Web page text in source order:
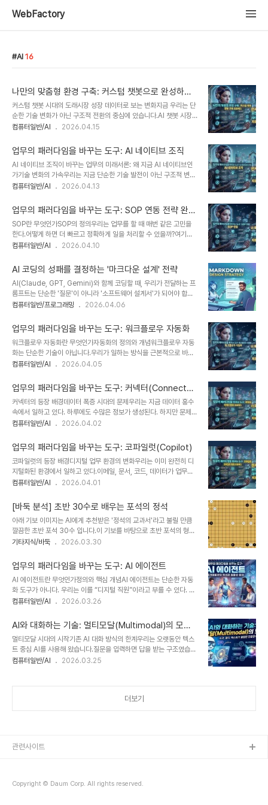
WebFactory
AI 16
나만의 맞춤형 환경 구축: 커스텀 챗봇으로 완성하는
스마트 워크플로우
커스텀 챗봇 시대의 도래시장 성장 데이터로 보는 변화지금 우리는 단
순한 기술 변화가 아닌 구조적 전환의 중심에 있습니다.AI 챗봇 시장
은 폭발적으로 성장하고 있습니다.2025년 기준 글로벌 AI 챗봇 시장
720억 달러 이상으로 성장할 전망입니다. 이 숫자는 단순한 통계가
아닙니다.이것은 업무 방식 자체가 바뀌고 있다는 신호입니다.이미 약
80% 기업이 챗봇 도입을 고려하고 있습니다. 고객 문의의 70%가
자동화되고 있습니다. 이 상황에서 우리는 질문해야 합니다.단순히 사
용할 것인가요, 아니면 주도할 것인가요?이 차이는 앞으로의 경쟁력을
용 방식이 변하면서 기회가 생깁니다...
컴퓨터일반/AI 2026.04.15
업무의 패러다임을 바꾸는 도구: AI 네이티브 조직
AI 네이티브 조직이 바꾸는 업무의 미래서론: 왜 지금 AI 네이티브인
가기술 변화의 가속우리는 지금 단순한 기술 발전이 아닌 구조적 변화
를 경험하고 있다.AI는 더 이상 일부 기업의 실험 도구가 아니다.이제
화의 분기점으로 평가된다.전문가들은 이 시기를 ‘AI 빅뱅 시대’라고
부른다. 이는 기술이 폭발적으로 확산되는 단계다.또한 클라우드 네이
티브 환경은 이미 98% 도입률을 기록했다. 이는 AI 기반 조직 전환
이 선택이 아닌 필수임을 보여준다.이제 질문은 단순하다.AI를 쓸 것
인가가 아니다.AI 없이 살아남을 수 있는가다.기업 경쟁 환경의 변화
핵심이다.빠르게 학습하는 ..
컴퓨터일반/AI 2026.04.13
업무의 패러다임을 바꾸는 도구: SOP 연동 전략 완전
가이드
SOP란 무엇인가SOP의 정의우리는 업무를 할 때 매번 같은 고민을
한다.어떻게 하면 더 빠르고 정확하게 일을 처리할 수 있을까?여기서
등장하는 개념이 바로 **SOP(Standard Operating
구나 같은 방식으로 일하게 만드는 기준이다.조직이 성장할수록 업무
는 복잡해진다.사람마다 다른 방식으로 일하면 결과도 달라진다.이때
SOP는 조직의 공통 언어 역할을 한다. 쉽게 말해 SOP는 회사의 ‘게
임 공략집’이다.누가 플레이하든 동일한 결과를 만들게 한다.SOP가
필요한 이유왜 많은 기업이 SOP에 집착할까?이 질문은 매우 중요하
용한다.또한 잘못된 문서로 인한..
컴퓨터일반/AI 2026.04.10
AI 코딩의 성패를 결정하는 '마크다운 설계' 전략
AI(Claude, GPT, Gemini)와 함께 코딩할 때, 우리가 전달하는 프
롬프트는 단순한 '질문'이 아니라 '소프트웨어 설계서'가 되어야 합니
다.AI는 텍스트의 구조를 통해 맥락을 파악하므로, 마크다운
과 환각(Hallucination) 발생률이 결정됩니다.1. 왜 마크다운 설계가
'필수'인가?LLM(대규모 언어 모델)은 토큰(Token)의 관계를 계산하
여 답변을 생성합니다. 마크다운의 구조적 기호(#, -, |, >)는 AI에게
각 텍스트 블록의 **'의미적 위계'**와 **'경계'**를 명확히 알려주
는 이정표 역할을 합니다.가독성: 사람뿐만 아니라 AI도 구조화된 정
컴퓨터일반/프로그래밍 2026.04.06
업무의 패러다임을 바꾸는 도구: 워크플로우 자동화
워크플로우 자동화란 무엇인가자동화의 정의와 개념워크플로우 자동
화는 단순한 기술이 아닙니다.우리가 일하는 방식을 근본적으로 바꾸
는 구조적 변화입니다.쉽게 말하면 반복적인 업무를 시스템이 대신 처
로 흘러갑니다.예를 들어보겠습니다.이메일을 받으면 자동으로 분류
되고 담당자에게 전달됩니다.또한 승인 요청이 자동으로 전달됩니다.
이 과정에서 사람의 개입은 최소화됩니다.이 방식은 단순한 편의성을
넘습니다.업무 흐름 자체를 재설계합니다.그래서 많은 기업이 자동화
를 도입합니다.기존 업무 방식과의 차이기존 업무는 사람이 중심이었
는 구조였습니다.하지만 자동화는 흐름 중심입니다.업무가 끊기지 않
컴퓨터일반/AI 2026.04.05
업무의 패러다임을 바꾸는 도구: 커넥터(Connecto
r)
커넥터의 등장 배경데이터 폭증 시대의 문제우리는 지금 데이터 홍수
속에서 일하고 있다. 하루에도 수많은 정보가 생성된다. 하지만 문제는
데이터를 잘 활용하지 못한다는 점이다. 데이터는 존재하지만 연결되
다. 이런 비효율은 조직 전체의 생산성을 떨어뜨린다. 데이터가 많을수
록 더 똑똑해져야 한다. 하지만 현실은 반대 방향으로 흐른다. 이 문제
를 해결하려면 단순 저장이 아닌 연결이 필요하다. 바로 그 역할을 하
는 것이 커넥터다.시스템 단절의 한계기업은 다양한 SaaS와 내부 시
스템을 사용한다. CRM, ERP, 마케팅 도구가 각각 존재한다. 문제는
입력한다. 이 과정에서 오류..
컴퓨터일반/AI 2026.04.02
업무의 패러다임을 바꾸는 도구: 코파일럿(Copilot)
코파일럿의 등장 배경디지털 업무 환경의 변화우리는 이미 완전히 디
지털화된 환경에서 일하고 있다.이메일, 문서, 코드, 데이터가 업무의
중심이 되었다.하지만 이 환경은 편리함과 동시에 피로를 만든다.반복
러한 상황에서 우리는 자연스럽게 질문하게 된다.왜 우리는 더 똑똑하
게 일하지 못할까?왜 반복 작업에 여전히 시간을 낭비할까?이 문제를
해결하기 위해 등장한 것이 코파일럿이다.코파일럿은 단순한 자동화
도구가 아니다.우리는 이를 ‘업무 방식 자체를 바꾸는 기술’로 본다.AI
기술의 폭발적 성장최근 AI 기술은 급격히 발전했다.특히 자연어 처리
다.2026년 기준, 코파일럿은 GPT 계열 모..
컴퓨터일반/AI 2026.04.01
[바둑 분석] 초반 30수로 배우는 포석의 정석
아래 기보 이미지는 AI에게 추천받은 '정석의 교과서'라고 불릴 만큼
깔끔한 초반 포석 30수 입니다.이 기보를 바탕으로 초반 포석의 형태
와 형세 분석에 대한 내용을 공부해봅니다. 바둑에 있어서 첫 포석 30
흑과 백이 서로 완벽한 균형을 이루며 전개한 '양화점 포석'의 정석을
수순별로 분석해 보겠습니다. 1. 네 귀의 분할과 포석의 시작 (1~4수)
좌표: 1(Q16), 2(D4), 3(Q4), 4(D16)분석: 흑과 백이 서로 대각선
으로 마주 보는 네 귀의 화점을 차지했습니다. 이는 세력과 실리의 균
형을 맞추려는 가장 현대적인 포석의 시작입니다.2. 걸침과 응수: 기세
기타지식/바둑 2026.03.30
업무의 패러다임을 바꾸는 도구: AI 에이전트
AI 에이전트란 무엇인가정의와 핵심 개념AI 에이전트는 단순한 자동
화 도구가 아니다. 우리는 이를 “디지털 직원”이라고 부를 수 있다. 이
시스템은 목표를 이해하고 스스로 행동을 선택한다. 단순히 명령을 수
요한 메일을 판단하고 답변까지 생성한다. 이러한 특성은 기존 소프트
웨어와 본질적으로 다르다.우리는 과거에 매크로나 스크립트를 사용
했다. 하지만 그것들은 정해진 규칙만 따른다. 반면 AI 에이전트는 상
황을 해석한다. 그리고 그에 맞는 최적의 행동을 선택한다. 마치 신입
직원이 업무를 배우는 것과 비슷하다. 처음에는 단순한 작업부터 시작
컴퓨터일반/AI 2026.03.26
AI와 대화하는 기술: 멀티모달(Multimodal)의 모든
것
멀티모달 시대의 시작기존 AI 대화 방식의 한계우리는 오랫동안 텍스
트 중심 AI를 사용해 왔습니다.질문을 입력하면 답을 받는 구조였습니
다.이 방식은 단순하지만 한계가 분명했습니다.예를 들어 사진을 설명
적인 대화가 이어졌습니다.이 문제는 점점 더 크게 느껴졌습니다.특히
을 탄생시켰습니다.멀티모달은 여러 정보를 동시에 처리합..
컴퓨터일반/AI 2026.03.25
더보기
Copyright © Daum Corp. All rights reserved.
관련사이트